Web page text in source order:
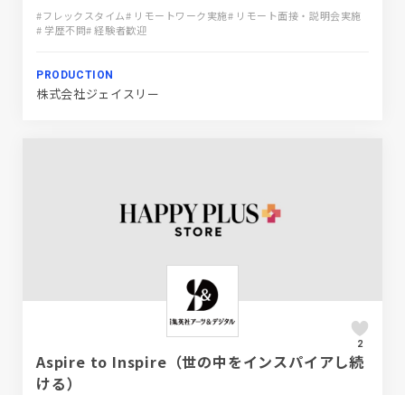
#フレックスタイム# リモートワーク実施# リモート面接・説明会実施
# 学歴不問# 経験者歓迎
PRODUCTION
株式会社ジェイスリー
2
Aspire to Inspire（世の中をインスパイアし続
ける）